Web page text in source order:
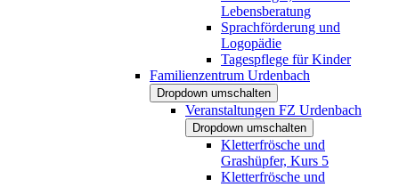
Lebensberatung
Sprachförderung und
Logopädie
Tagespflege für Kinder
Familienzentrum Urdenbach
Dropdown umschalten
Veranstaltungen FZ Urdenbach
Dropdown umschalten
Kletterfrösche und
Grashüpfer, Kurs 5
Kletterfrösche und